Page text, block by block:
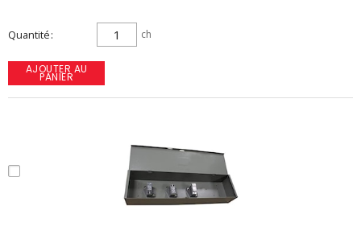
Quantité ch
AJOUTER AU
PANIER